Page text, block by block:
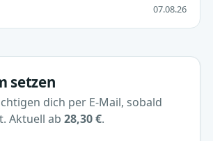
07.08.26
setzen
dich per E-Mail, sobald
Aktuell ab 28,30 €.